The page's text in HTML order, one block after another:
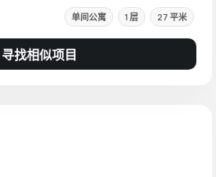
单间公寓 1 层 27 平米
寻找相似项目